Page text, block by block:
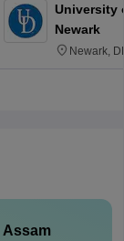
University
Newark
Newark,
Assam